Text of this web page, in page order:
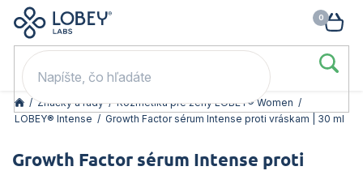
Prejsť
obsah
kódom LOB20 (nad 80 eur). 👉
/ Značky a rady / Kozmetika pre ženy LOBEY® Women /
LOBEY® Intense / Growth Factor sérum Intense proti vráskam | 30 ml
Growth Factor sérum Intense proti